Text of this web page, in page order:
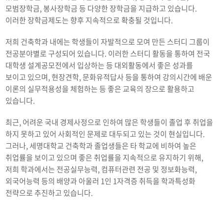
모범장학금, 봉사장학금 등 다양한 장학금을 지급하고 있습니다.
이러한 장학금제도는 향후 지속적으로 확충될 것입니다.
저희 건축학과 내에는 학생들이 자발적으로 모여 만든 스터디 그룹이
전공분야별로 구성되어 있습니다. 이러한 스터디 활동을 통하여 전국
대학생 설계공모전에서 입상하는 등 대외활동에서 좋은 성과를
보이고 있으며, 현장견학, 문화유적답사 등을 통하여 강의시간에 배운
이론의 실무적용성을 체험하는 등 좋은 교육의 장으로 활용하고
있습니다.
최근, 어려운 국내 경제사정으로 인하여 많은 학생들이 졸업 후 취업을
하지 못하고 있어 사회적인 문제로 대두되고 있는 것이 현실입니다.
그러나, 세명대학교 건축학과 졸업생들은 타 학교에 비하여 높은
취업률을 보이고 있으며 좋은 취업률을 지속적으로 유지하기 위해,
저희 학과에서는 전공실무능력, 컴퓨터관련 전공 및 정보화능력,
외국어능력 등의 배양과 아울러 1인 1자격증 취득을 학과특성화
전략으로 추진하고 있습니다.